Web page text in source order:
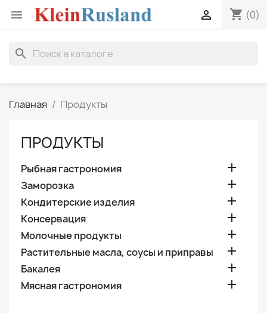
 shopping_cart (0)

search
Главная Продукты
ПРОДУКТЫ
Рыбная гастрономия 
Заморозка 
Кондитерские изделия 
Консервация 
Молочные продукты 
Растительные масла, соусы и приправы 
Бакалея 
Мясная гастрономия 